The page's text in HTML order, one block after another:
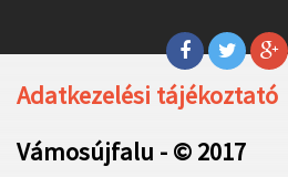
Adatkezelési tájékoztató
Vámosújfalu - © 2017